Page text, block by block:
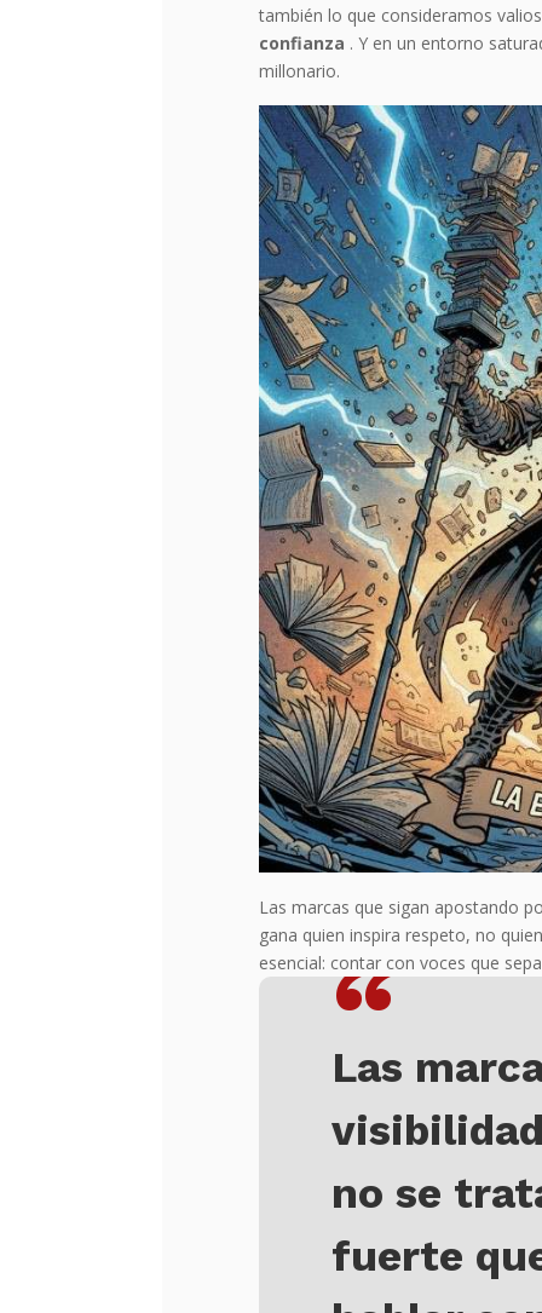
también lo que consideramos
confianza . Y en un entorno
millonario.
Las marcas que sigan apostando
gana quien inspira respeto, no
esencial: contar con voces que
“
Las
no se
fuerte